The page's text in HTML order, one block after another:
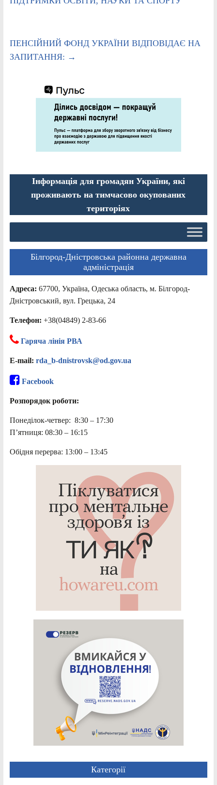
ПЕНСІЙНИЙ ФОНД УКРАЇНИ ВІДПОВІДАЄ НА
ЗАПИТАННЯ: →
Інформація для громадян України, які
проживають на тимчасово окупованих
територіях
Білгород-Дністровська районна державна
адміністрація
Адреса: 67700, Україна, Одеська область, м. Білгород-
Дністровський, вул. Грецька, 24
Телефон: +38(04849) 2-83-66
Гаряча лінія РВА
E-mail: rda_b-dnistrovsk@od.gov.ua
Facebook
Розпорядок роботи:
Понеділок-четвер: 8:30 – 17:30
П’ятниця: 08:30 – 16:15
Обідня перерва: 13:00 – 13:45
Категорії